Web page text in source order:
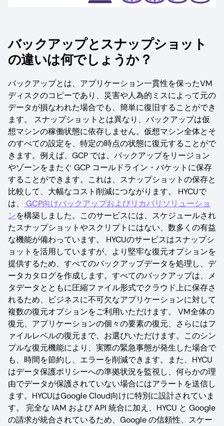
バックアップとスナップショット
の違いは何でしょうか？
バックアップとは、アプリケーション一貫性を保ったVM
ディスクのコピーであり、災害や人為的ミスによって元の
データが損なわれた場合でも、簡単に復旧することができ
ます。 スナップショットとは異なり、バックアップは仮
想マシンの稼働状態に依存しません。仮想マシン全体とそ
のすべての設定を、特定の時点の状態に復元することがで
きます。例えば、GCP では、バックアップをリージョン
やゾーンをまたぐ GCP コールドライン・バケットに保存
することができます。これは、スナップショットの保存と
比較して、大幅なコスト削減につながります。 HYCUで
は、
GCP向けバックアップおよびリカバリソリューショ
ンを構築しました。このサービスには、スケジュールされ
たスナップショットやスクリプトにはない、数多くの有益
な機能が備わっています。 HYCUのサービスはスナップシ
ョットを活用していますが、より堅牢な復元オプションを
提供するため、すべてのバックアップデータを処理し、デ
ータカタログを作成します。すべてのバックアップは、メ
タデータとともに圧縮ファイル形式でクラウド上に保存さ
れるため、ビジネスに不可欠なアプリケーションに対して
複数の復元オプションをご利用いただけます。 VM全体の
復元、アプリケーションの個々の要素の復元、さらにはフ
ァイルレベルの復元まで、お選びいただけます。このシン
プルな復元機能により、実際の緊急事態が発生した場合で
も、時間を節約し、エラーを削減できます。また、HYCU
はデータ保護ポリシーへの準拠状況を監視し、何らかの理
由でデータが保護されていない場合にはアラートを送信し
ます。HYCUはGoogle Cloud向けに特別に設計されていま
す。 完全な IAM および API 統合に加え、HYCU と Google
の請求が統合されているため、Google の信頼性、スケー